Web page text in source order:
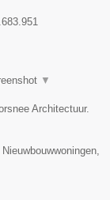
▼
Architectuur.